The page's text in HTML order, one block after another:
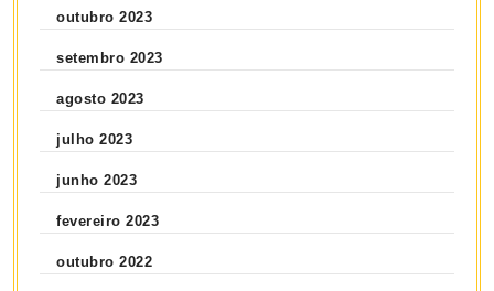
outubro 2023
setembro 2023
agosto 2023
julho 2023
junho 2023
fevereiro 2023
outubro 2022